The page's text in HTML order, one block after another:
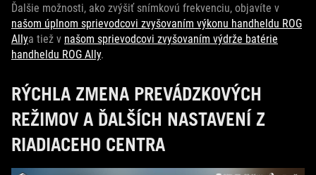
Ďalšie možnosti, ako zvýšiť snímkovú frekvenciu, objavíte v
našom úplnom sprievodcovi zvyšovaním výkonu handheldu ROG
Allya tiež v našom sprievodcovi zvyšovaním výdrže batérie
handheldu ROG Ally.
RÝCHLA ZMENA PREVÁDZKOVÝCH
REŽIMOV A ĎALŠÍCH NASTAVENÍ Z
RIADIACEHO CENTRA